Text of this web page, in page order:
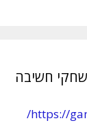
חשיבה
https://